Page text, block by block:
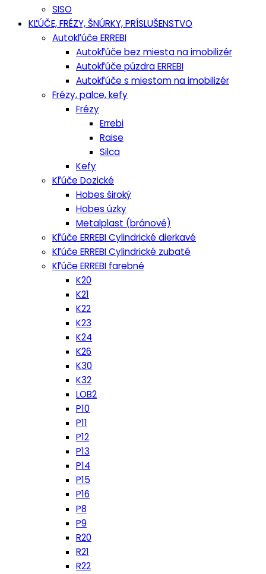
SISO
KĽÚČE, FRÉZY, ŠNÚRKY, PRÍSLUŠENSTVO
Autokľúče ERREBI
Autokľúče bez miesta na imobilizér
Autokľúče púzdra ERREBI
Autokľúče s miestom na imobilizér
Frézy, palce, kefy
Frézy
Errebi
Raise
Silca
Kefy
Kľúče Dozické
Hobes široký
Hobes úzky
Metalplast (bránové)
Kľúče ERREBI Cylindrické dierkavé
Kľúče ERREBI Cylindrické zubaté
Kľúče ERREBI farebné
K20
K21
K22
K23
K24
K26
K30
K32
LOB2
P10
P11
P12
P13
P14
P15
P16
P8
P9
R20
R21
R22